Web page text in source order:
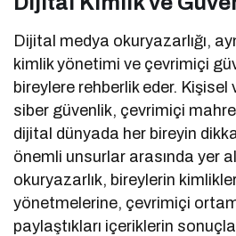
Dijital medya okuryazarlığı,
kimlik yönetimi ve çevrimiçi
bireylere rehberlik eder. Kişisel
siber güvenlik, çevrimiçi
dijital dünyada her bireyin
önemli unsurlar arasında yer
okuryazarlık, bireylerin
yönetmelerine, çevrimiçi
paylaştıkları içeriklerin